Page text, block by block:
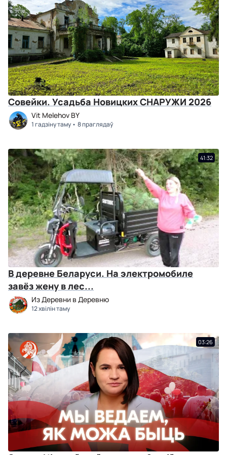
Совейки. Усадьба Новицких СНАРУЖИ 2026
Vit Melehov BY
1 гадзіну таму 8 праглядаў
41:32
В деревне Беларуси. На электромобиле
завёз жену в лес...
Из Деревни в Деревню
12 хвілін таму
03:26